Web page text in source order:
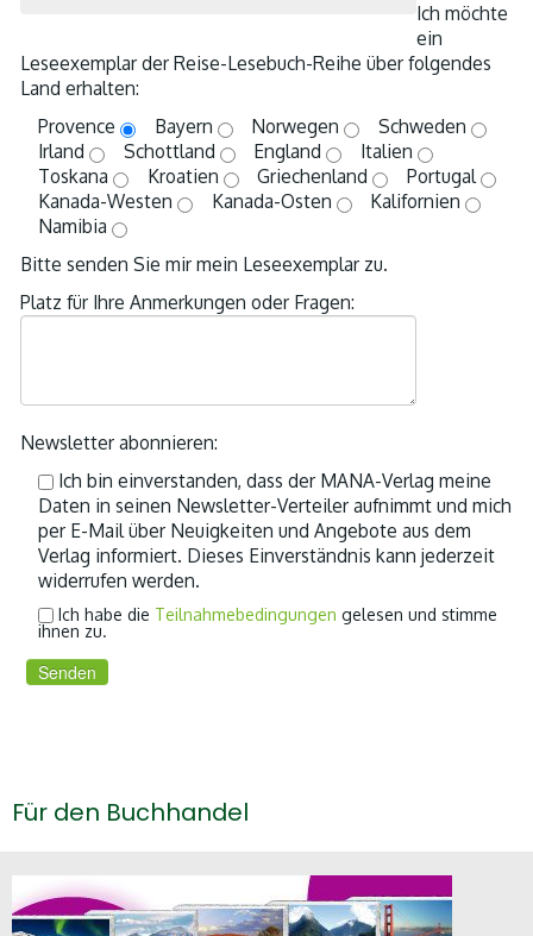
Ich möchte
ein
Leseexemplar der Reise-Lesebuch-Reihe über folgendes
Land erhalten:
Provence
Bayern Norwegen
Schweden
Irland
Schottland England
Italien
Toskana
Kroatien Griechenland
Portugal
Kanada-Westen
Kanada-Osten
Kalifornien
Namibia
Bitte senden Sie mir mein Leseexemplar zu.
Platz für Ihre Anmerkungen oder Fragen:
Newsletter abonnieren:
Ich bin einverstanden, dass der MANA-Verlag meine
Daten in seinen Newsletter-Verteiler aufnimmt und mich
per E-Mail über Neuigkeiten und Angebote aus dem
Verlag informiert. Dieses Einverständnis kann jederzeit
widerrufen werden.
Ich habe die Teilnahmebedingungen gelesen und stimme
ihnen zu.
Für den Buchhandel